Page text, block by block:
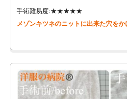
手術難易度:★★★★★
メゾンキツネのニットに出来た穴を